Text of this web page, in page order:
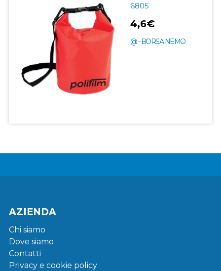
6805
4,6€
@ - BORSA NEMO
AZIENDA
Chi siamo
Dove siamo
Contatti
Privacy e cookie policy